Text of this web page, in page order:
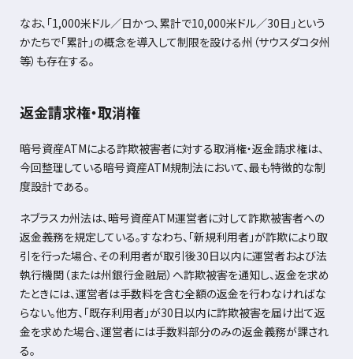
なお、「1,000米ドル／日かつ、累計で10,000米ドル／30日」という
かたちで「累計」の概念を導入して制限を設ける州（サウスダコタ州
等）も存在する。
返金請求権・取消権
暗号資産ATMによる詐欺被害者に対する取消権・返金請求権は、
今回整理している暗号資産ATM規制法において、最も特徴的な制
度設計である。
ネブラスカ州法は、暗号資産ATM運営者に対して詐欺被害者への
返金義務を規定している。すなわち、「新規利用者」が詐欺により取
引を行った場合、その利用者が取引後30日以内に運営者および法
執行機関（または州銀行金融局）へ詐欺被害を通知し、返金を求め
たときには、運営者は手数料を含む全額の返金を行わなければな
らない。他方、「既存利用者」が30日以内に詐欺被害を届け出て返
金を求めた場合、運営者には手数料部分のみの返金義務が課され
る。